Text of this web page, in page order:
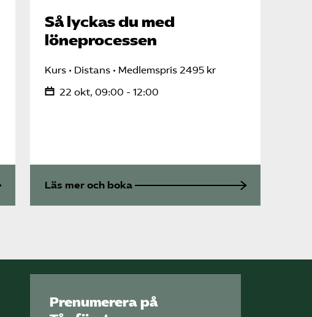
Så lyckas du med
löneprocessen
Kurs Distans
Medlemspris 2495 kr
22 okt, 09:00 - 12:00
Läs mer och boka
Prenumerera på